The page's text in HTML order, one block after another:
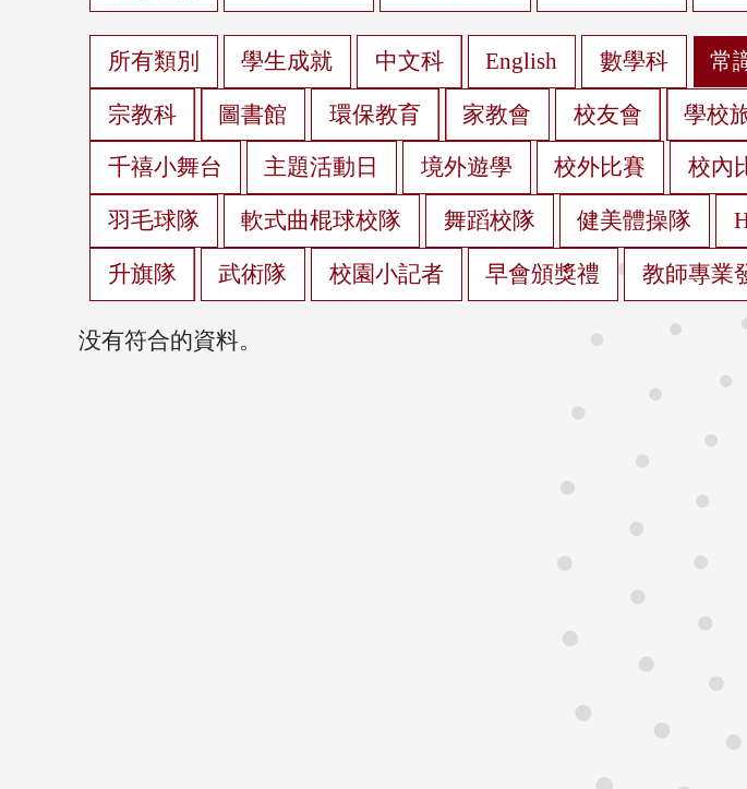
所有類別 學生成就 中文科 English 數學科 常
宗教科 圖書館 環保教育 家教會 校友會 學校
千禧小舞台 主題活動日 境外遊學 校外比賽 校內
羽毛球隊 軟式曲棍球校隊 舞蹈校隊 健美體操隊
升旗隊 武術隊 校園小記者 早會頒獎禮 教師專業
没有符合的資料。